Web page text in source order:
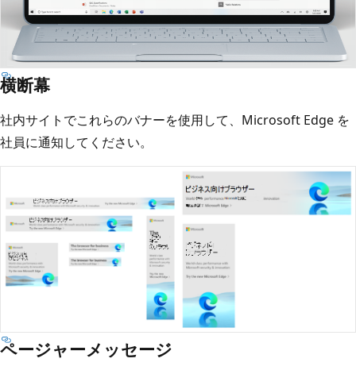
横断幕
社内サイトでこれらのバナーを使用して、Microsoft Edge を
社員に通知してください。
ページャーメッセージ